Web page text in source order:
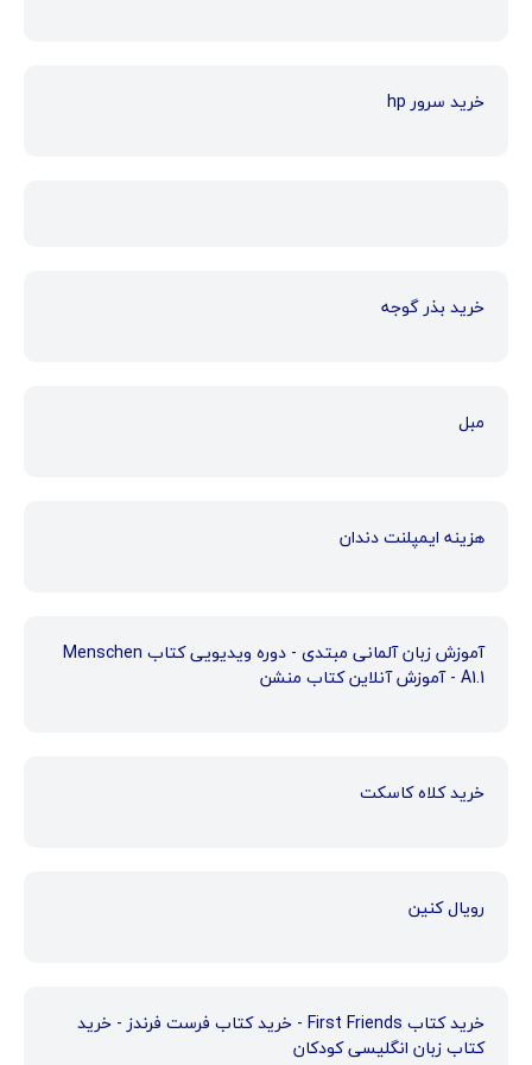
خرید سرور hp
خرید بذر گوجه
مبل
هزینه ایمپلنت دندان
آموزش زبان آلمانی مبتدی - دوره ویدیویی کتاب Menschen
A1.1 - آموزش آنلاین کتاب منشن
خرید کلاه کاسکت
رویال کنین
خرید کتاب First Friends - خرید کتاب فرست فرندز - خرید
کتاب زبان انگلیسی کودکان